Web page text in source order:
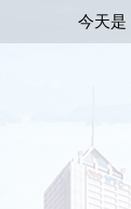
今天是